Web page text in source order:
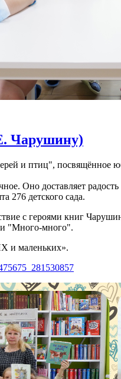
Чарушину)
и птиц", посвящённое
Оно доставляет
276 детского сада.
с героями книг
"Много-много".
и маленьких».